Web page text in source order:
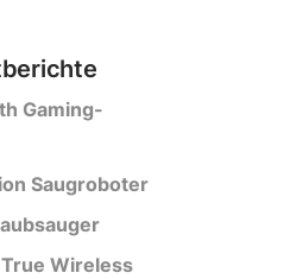
Gaming-
Saugroboter
Wireless